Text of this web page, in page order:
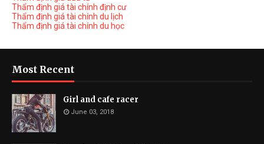
Thẩm định giá tài chính định cư
Thẩm định giá tài chính du lịch
Thẩm định giá tài chính du học
Most Recent
Girl and cafe racer
June 03, 2018